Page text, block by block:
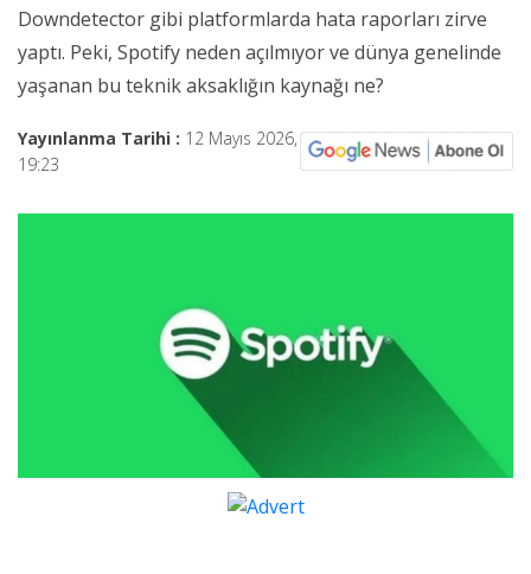
Downdetector gibi platformlarda hata raporları zirve
yaptı. Peki, Spotify neden açılmıyor ve dünya genelinde
yaşanan bu teknik aksaklığın kaynağı ne?
Yayınlanma Tarihi : 12 Mayıs 2026,
19:23